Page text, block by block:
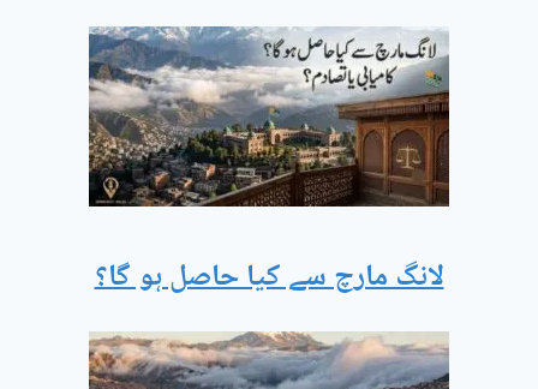
لانگ مارچ سے کیا حاصل ہو گا؟